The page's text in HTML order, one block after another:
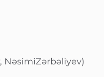
NəsimiZərbəliyev)